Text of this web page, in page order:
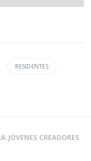
RESIDENTES
CREADORES